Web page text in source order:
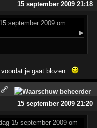
15 september 2009 21:18
september 2009 om
▶
je gaat blozen..
15 september 2009 21:20
15 september 2009 om